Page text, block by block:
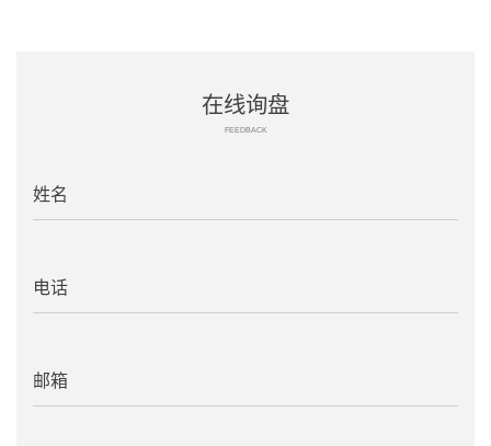
在线询盘
FEEDBACK